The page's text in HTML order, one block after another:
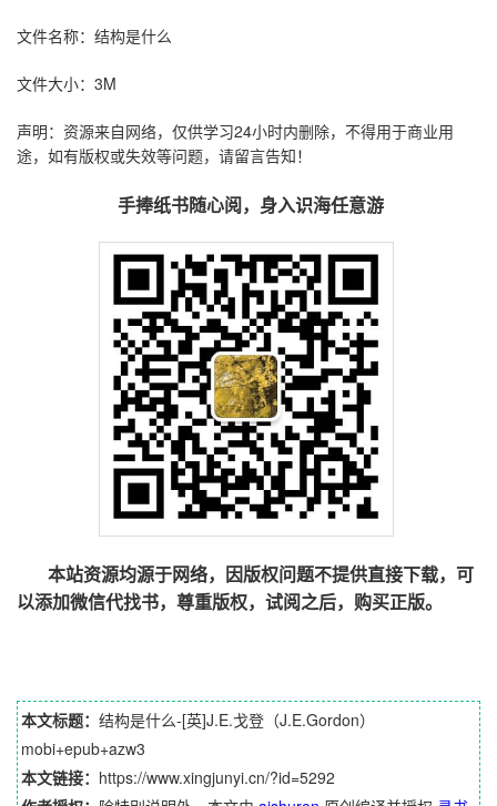
文件名称：结构是什么
文件大小：3M
声明：资源来自网络，仅供学习24小时内删除，不得用于商业用
途，如有版权或失效等问题，请留言告知！
手捧纸书随心阅，身入识海任意游
本站资源均源于网络，因版权问题不提供直接下载，可
以添加微信代找书，尊重版权，试阅之后，购买正版。
本文标题： 结构是什么-[英]J.E.戈登（J.E.Gordon）
mobi+epub+azw3
本文链接： https://www.xingjunyi.cn/?id=5292